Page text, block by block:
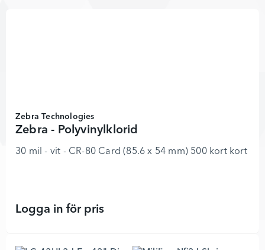
Zebra Technologies
Zebra - Polyvinylklorid
30 mil - vit - CR-80 Card (85.6 x 54 mm) 500 kort kort
Logga in för prisZebra - Polyvinylklorid - 863 - Lägg